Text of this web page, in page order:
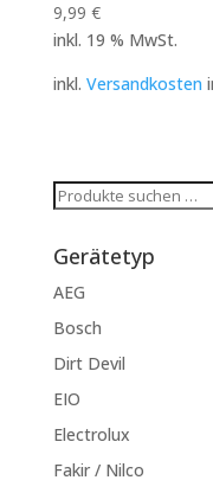
9,99 €
inkl. 19 % MwSt.
inkl. Versandkosten
Suchen
Gerätetyp
AEG
Bosch
Dirt Devil
EIO
Electrolux
Fakir / Nilco